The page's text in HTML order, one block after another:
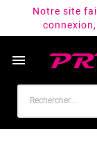
Notre site
